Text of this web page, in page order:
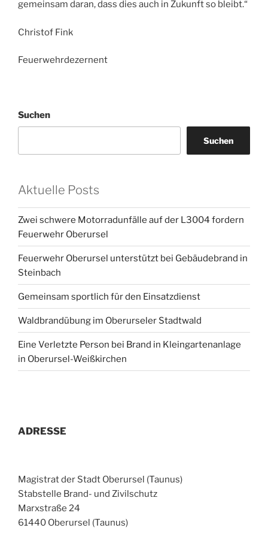
gemeinsam daran, dass dies auch in Zukunft so bleibt.“
Christof Fink
Feuerwehrdezernent
Suchen
Suchen
Aktuelle Posts
Zwei schwere Motorradunfälle auf der L3004 fordern
Feuerwehr Oberursel
Feuerwehr Oberursel unterstützt bei Gebäudebrand in
Steinbach
Gemeinsam sportlich für den Einsatzdienst
Waldbrandübung im Oberurseler Stadtwald
Eine Verletzte Person bei Brand in Kleingartenanlage
in Oberursel-Weißkirchen
ADRESSE
Magistrat der Stadt Oberursel (Taunus)
Stabstelle Brand- und Zivilschutz
Marxstraße 24
61440 Oberursel (Taunus)